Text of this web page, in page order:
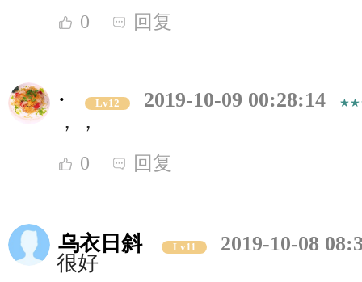
0 回复
· Lv12
2019-10-09 00:28:14
，，
0 回复
乌衣日斜 Lv11
2019-10-08
很好